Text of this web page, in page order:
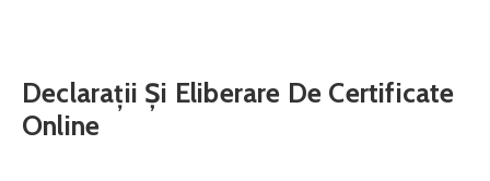
Declarații Și Eliberare De Certificate
Online